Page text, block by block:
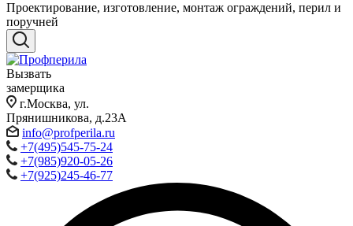
Проектирование, изготовление, монтаж ограждений, перил и
поручней
Вызвать
замерщика
г.Москва, ул.
Прянишникова, д.23А
info@profperila.ru
+7(495)545-75-24
+7(985)920-05-26
+7(925)245-46-77